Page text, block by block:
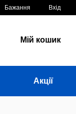
Бажання Вхід
Мій кошик
Акції